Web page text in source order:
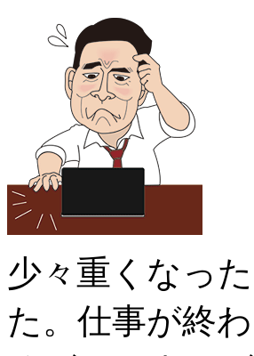
少々重くなっ
た。仕事が終